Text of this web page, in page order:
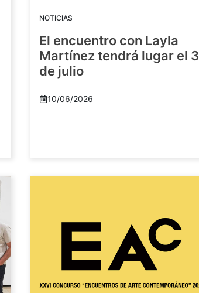
NOTICIAS
El encuentro con Layla
Martínez tendrá lugar el 3
de julio
10/06/2026